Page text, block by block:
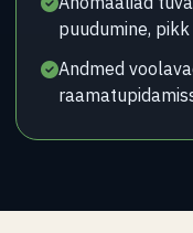
puudumine,
Andmed